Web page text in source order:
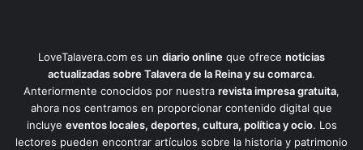
LoveTalavera.com es un diario online que ofrece noticias
actualizadas sobre Talavera de la Reina y su comarca.
Anteriormente conocidos por nuestra revista impresa gratuita,
ahora nos centramos en proporcionar contenido digital que
incluye eventos locales, deportes, cultura, política y ocio. Los
lectores pueden encontrar artículos sobre la historia y patrimonio